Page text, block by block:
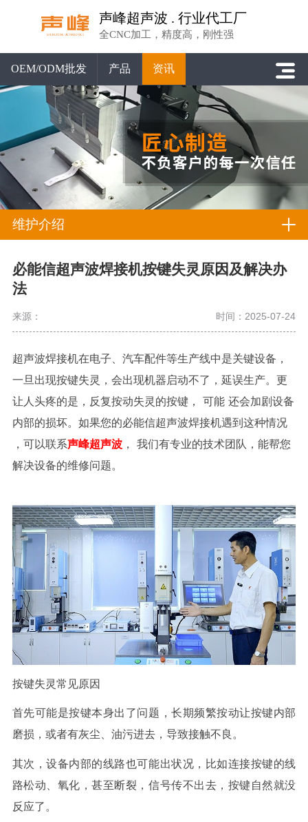
声峰超声波 . 行业代工厂
全CNC加工，精度高，刚性强
OEM/ODM批发 产品 资讯
维护介绍
必能信超声波焊接机按键失灵原因及解决办
法
来源： 时间：2025-07-24
超声波焊接机在电子、汽车配件等生产线中是关键设备，
一旦出现按键失灵，会出现机器启动不了， 延误生产。更
让人头疼的是，反复按动失灵的按键，
可能 还会加剧设备
内部的损坏。 如果您的必能信超声波焊接机遇到这种情况
，可以联系声峰超声波， 我们有专业的技术团队，能帮您
解决设备的维修问题。
按键失灵常见原因
首先可能是按键本身出了问题，长期频繁按动让按键内部
磨损，或者有灰尘、油污进去，导致接触不良。
其次，设备内部的线路也可能出状况，比如连接按键的线
路松动、氧化，甚至断裂，信号传不出去，按键自然就没
反应了。